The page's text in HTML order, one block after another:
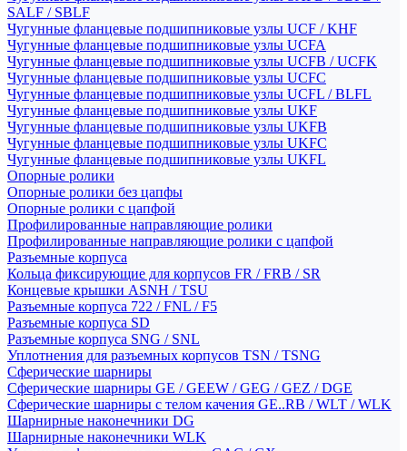
SALF / SBLF
Чугунные фланцевые подшипниковые узлы UCF / KHF
Чугунные фланцевые подшипниковые узлы UCFA
Чугунные фланцевые подшипниковые узлы UCFB / UCFK
Чугунные фланцевые подшипниковые узлы UCFC
Чугунные фланцевые подшипниковые узлы UCFL / BLFL
Чугунные фланцевые подшипниковые узлы UKF
Чугунные фланцевые подшипниковые узлы UKFB
Чугунные фланцевые подшипниковые узлы UKFC
Чугунные фланцевые подшипниковые узлы UKFL
Опорные ролики
Опорные ролики без цапфы
Опорные ролики с цапфой
Профилированные направляющие ролики
Профилированные направляющие ролики с цапфой
Разъемные корпуса
Кольца фиксирующие для корпусов FR / FRB / SR
Концевые крышки ASNH / TSU
Разъемные корпуса 722 / FNL / F5
Разъемные корпуса SD
Разъемные корпуса SNG / SNL
Уплотнения для разъемных корпусов TSN / TSNG
Сферические шарниры
Сферические шарниры GE / GEEW / GEG / GEZ / DGE
Сферические шарниры с телом качения GE..RB / WLT / WLK
Шарнирные наконечники DG
Шарнирные наконечники WLK